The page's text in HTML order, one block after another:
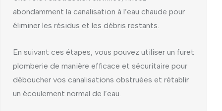
abondamment la canalisation à l’eau chaude pour
éliminer les résidus et les débris restants.
En suivant ces étapes, vous pouvez utiliser un furet
plomberie de manière efficace et sécuritaire pour
déboucher vos canalisations obstruées et rétablir
un écoulement normal de l’eau.